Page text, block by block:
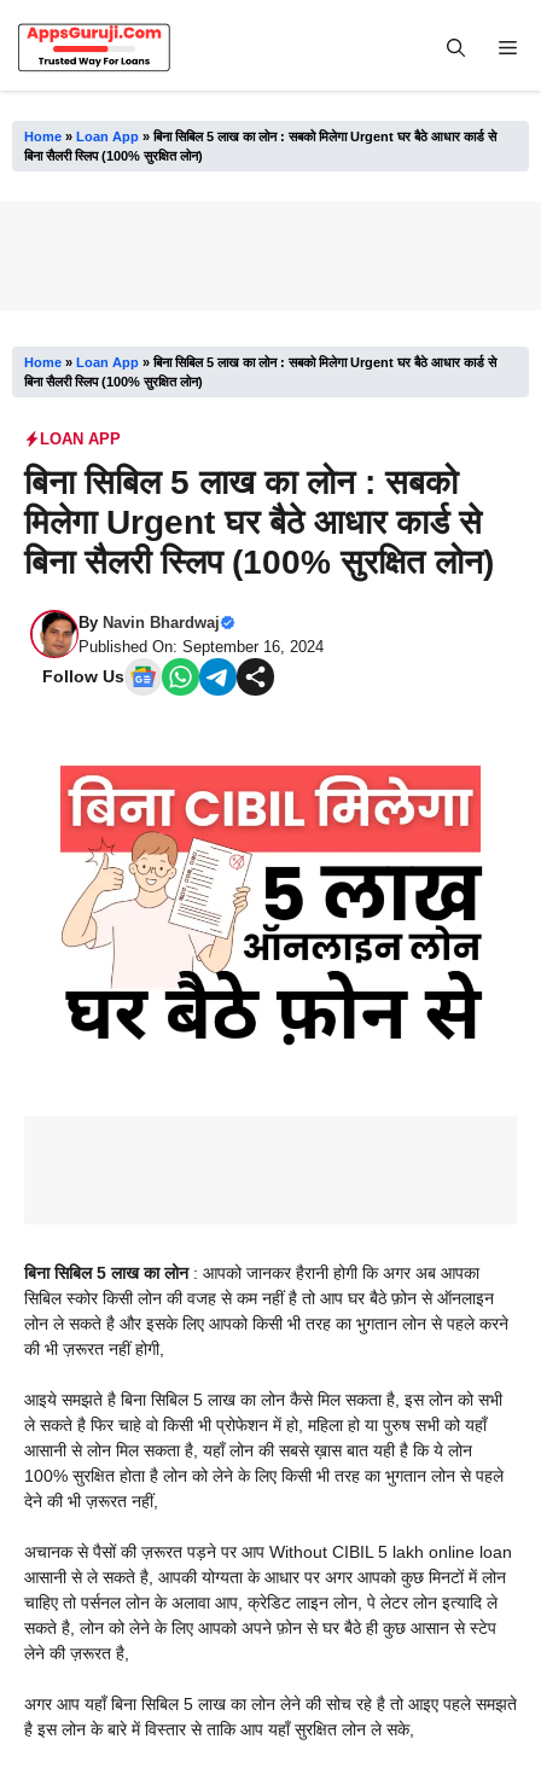
content
Home » Loan App »बिना सिबिल 5 लाख का लोन : सबको मिलेगा Urgent घर बैठे आधार कार्ड से
बिना सैलरी स्लिप (100% सुरक्षित लोन)
Home » Loan App »बिना सिबिल 5 लाख का लोन : सबको मिलेगा Urgent घर बैठे आधार कार्ड से
बिना सैलरी स्लिप (100% सुरक्षित लोन)
LOAN APP
बिना सिबिल 5 लाख का लोन : सबको
मिलेगा Urgent घर बैठे आधार कार्ड से
बिना सैलरी स्लिप (100% सुरक्षित लोन)
By Navin Bhardwaj
Published On: September 16, 2024
Follow Us
बिना सिबिल 5 लाख का लोन : आपको जानकर हैरानी होगी कि अगर अब आपका
सिबिल स्कोर किसी लोन की वजह से कम नहीं है तो आप घर बैठे फ़ोन से ऑनलाइन
लोन ले सकते है और इसके लिए आपको किसी भी तरह का भुगतान लोन से पहले करने
की भी ज़रूरत नहीं होगी,
आइये समझते है बिना सिबिल 5 लाख का लोन कैसे मिल सकता है, इस लोन को सभी
ले सकते है फिर चाहे वो किसी भी प्रोफेशन में हो, महिला हो या पुरुष सभी को यहाँ
आसानी से लोन मिल सकता है, यहाँ लोन की सबसे ख़ास बात यही है कि ये लोन
100% सुरक्षित होता है लोन को लेने के लिए किसी भी तरह का भुगतान लोन से पहले
देने की भी ज़रूरत नहीं,
अचानक से पैसों की ज़रूरत पड़ने पर आप Without CIBIL 5 lakh online loan
आसानी से ले सकते है, आपकी योग्यता के आधार पर अगर आपको कुछ मिनटों में लोन
चाहिए तो पर्सनल लोन के अलावा आप, क्रेडिट लाइन लोन, पे लेटर लोन इत्यादि ले
सकते है, लोन को लेने के लिए आपको अपने फ़ोन से घर बैठे ही कुछ आसान से स्टेप
लेने की ज़रूरत है,
अगर आप यहाँ बिना सिबिल 5 लाख का लोन लेने की सोच रहे है तो आइए पहले समझते
है इस लोन के बारे में विस्तार से ताकि आप यहाँ सुरक्षित लोन ले सके,